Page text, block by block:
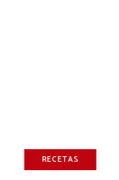
RECETAS